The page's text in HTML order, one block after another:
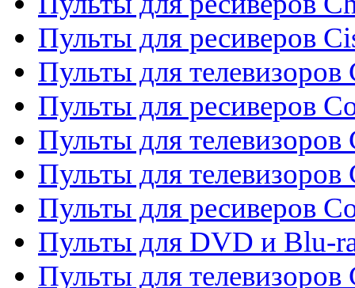
Пульты для ресиверов
Пульты для телевизоров
Пульты для ресиверов
Пульты для телевизоров
Пульты для телевизоров
Пульты для ресиверов
Пульты для DVD и Blu-
Пульты для телевизоров